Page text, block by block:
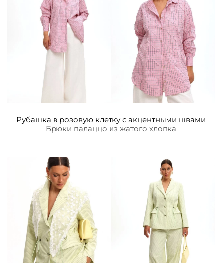
Рубашка в розовую клетку с акцентными швами
Брюки палаццо из жатого хлопка